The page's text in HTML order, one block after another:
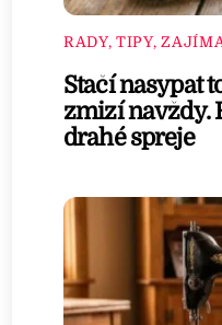
RADY, TIPY,
Stačí nasypat
zmizí navždy.
drahé spreje